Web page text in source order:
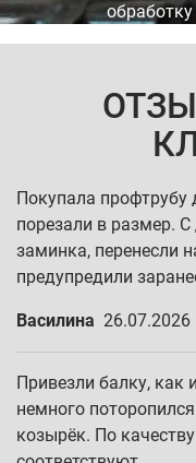
Покупала профтрубу
порезали в размер.
заминка, перенесли
предупредили
Василина 26.07.2026
Привезли балку, как
немного
козырёк. По